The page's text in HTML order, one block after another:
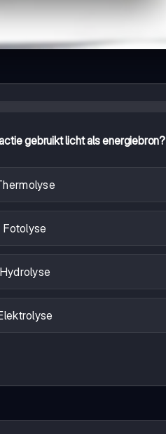
gebruikt licht als energiebron?
Fotolyse
Hydrolyse